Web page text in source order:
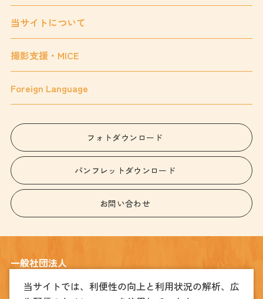
当サイトについて
撮影支援・MICE
Foreign Language
フォトダウンロード
パンフレットダウンロード
お問い合わせ
一般社団法人
当サイトでは、利便性の向上と利用状況の解析、広